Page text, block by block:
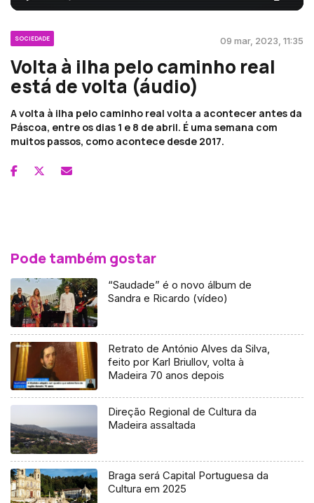
SOCIEDADE 09 mar, 2023, 11:35
Volta à ilha pelo caminho real
está de volta (áudio)
A volta à ilha pelo caminho real volta a acontecer antes da
Páscoa, entre os dias 1 e 8 de abril. É uma semana com
muitos passos, como acontece desde 2017.
Pode também gostar
“Saudade” é o novo álbum de
Sandra e Ricardo (vídeo)
Retrato de António Alves da Silva,
feito por Karl Briullov, volta à
Madeira 70 anos depois
Direção Regional de Cultura da
Madeira assaltada
Braga será Capital Portuguesa da
Cultura em 2025